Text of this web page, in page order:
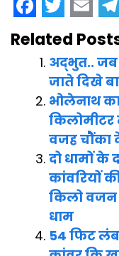
F
a
T
w
i
t
t
e
r
E
m
a
i
l
T
e
l
e
g
r
a
Related
अद्भुत.. जब
जाते दिखे
भोलेनाथ
किलोमीटर
वजह चौंका
दो धामों के
कांवरियों
किलो वजन
धाम
54 फिट